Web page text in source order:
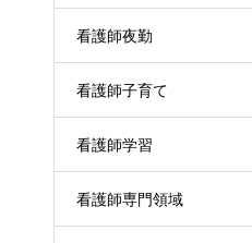
看護師夜勤
看護師子育て
看護師学習
看護師専門領域